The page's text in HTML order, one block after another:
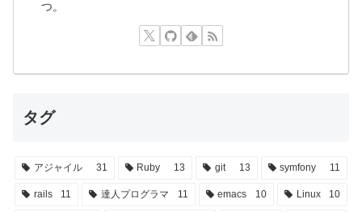
つ。
タグ
アジャイル 31 Ruby 13 git 13 symfony 11
rails 11 達人プログラマ 11 emacs 10 Linux 10